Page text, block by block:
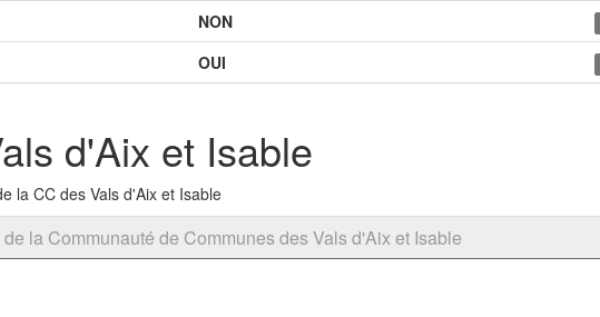
NON
OUI
d'Aix et Isable
la CC des Vals d'Aix et Isable
la Communauté de Communes des Vals d'Aix et Isable